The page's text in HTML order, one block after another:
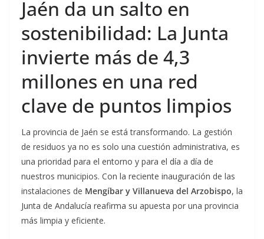
Jaén da un salto en
sostenibilidad: La Junta
invierte más de 4,3
millones en una red
clave de puntos limpios
La provincia de Jaén se está transformando. La gestión
de residuos ya no es solo una cuestión administrativa, es
una prioridad para el entorno y para el día a día de
nuestros municipios. Con la reciente inauguración de las
instalaciones de Mengíbar y Villanueva del Arzobispo, la
Junta de Andalucía reafirma su apuesta por una provincia
más limpia y eficiente.